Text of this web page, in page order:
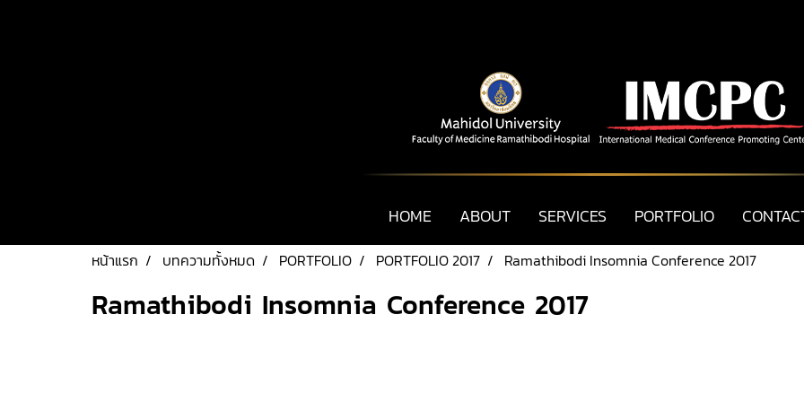
HOME ABOUT SERVICES PORTFOLIO
หน้าแรก บทความทั้งหมด PORTFOLIO PORTFOLIO 2017 Ramathibodi Insomnia Conference 2017
Ramathibodi Insomnia Conference 2017